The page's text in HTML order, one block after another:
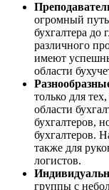
огромный
бухгалтера до
различного
имеют
области
только для
области
бухгалтеров,
бухгалтеров.
также для
логистов.
группы с